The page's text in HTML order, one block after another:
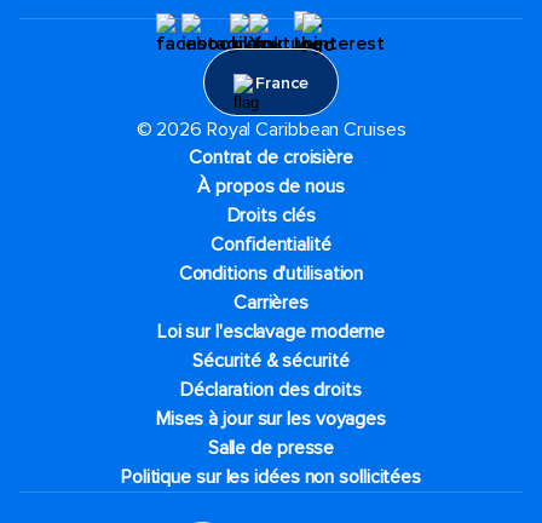
France
© 2026 Royal Caribbean Cruises
Contrat de croisière
À propos de nous
Droits clés
Confidentialité
Conditions d'utilisation
Carrières
Loi sur l'esclavage moderne
Sécurité & sécurité
Déclaration des droits
Mises à jour sur les voyages
Salle de presse
Politique sur les idées non sollicitées